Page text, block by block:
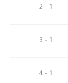
1 – 2
1 – 3
1 – 4